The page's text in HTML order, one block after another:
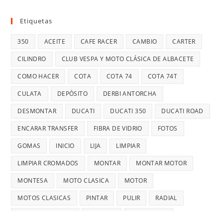
Etiquetas
350 ACEITE CAFE RACER CAMBIO CARTER
CILINDRO CLUB VESPA Y MOTO CLÁSICA DE ALBACETE
COMO HACER COTA COTA 74 COTA 74T
CULATA DEPÓSITO DERBI ANTORCHA
DESMONTAR DUCATI DUCATI 350 DUCATI ROAD
ENCARAR TRANSFER FIBRA DE VIDRIO FOTOS
GOMAS INICIO LIJA LIMPIAR
LIMPIAR CROMADOS MONTAR MONTAR MOTOR
MONTESA MOTO CLASICA MOTOR
MOTOS CLASICAS PINTAR PULIR RADIAL